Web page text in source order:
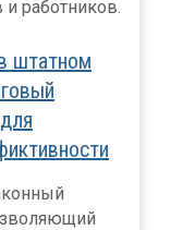
работников.
штатном